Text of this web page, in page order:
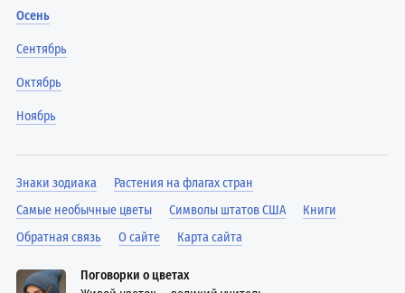
Осень
Сентябрь
Октябрь
Ноябрь
Знаки зодиака
Растения на флагах стран
Самые необычные цветы
Символы штатов США
Книги
Обратная связь
О сайте Карта сайта
Поговорки о цветах